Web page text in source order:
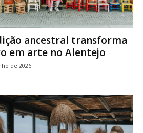
ancestral transforma
em arte no Alentejo
de 2026